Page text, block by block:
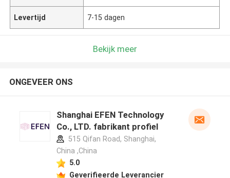
Levertijd 7-15 dagen
Bekijk meer
ONGEVEER ONS
Shanghai EFEN Technology
Co., LTD. fabrikant profiel
515 Qifan Road, Shanghai,
China ,China
5.0
Geverifieerde Leverancier